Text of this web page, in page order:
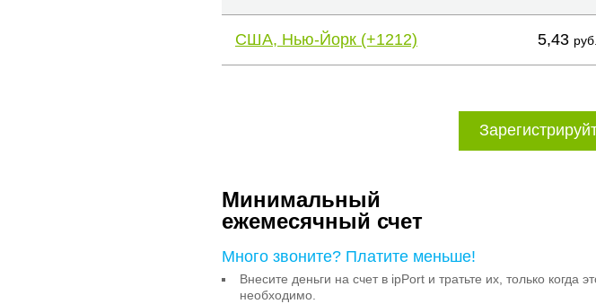
США, Нью-Йорк (+1212) 5,43
Минимальный
ежемесячный счет
Много звоните? Платите меньше!
Внесите деньги на счет в ipPort и тратьте их, только когда
необходимо.